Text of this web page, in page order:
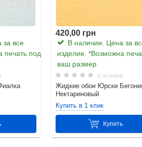
обоев
составляет от 8 до 10 лет. Продаются
изготовляются на основе целлюлозных
и животных.
К примеру, если вам нужно найти
за все
печать под
420,00 грн
В наличии. Цена за
изделие. *Возможна
ваш размер
0 отзывов
Жидкие обои Юрски
Нектариновый
Купить в 1 клик
Купить